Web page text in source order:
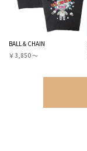
BALL＆CHAIN
￥3,850 〜